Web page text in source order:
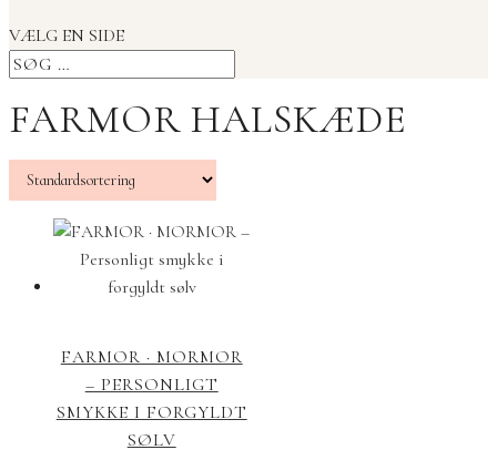
VÆLG EN SIDE
FARMOR HALSKÆDE
FARMOR · MORMOR
– PERSONLIGT
SMYKKE I FORGYLDT
SØLV